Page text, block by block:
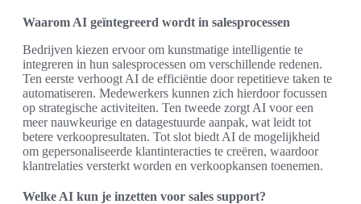
Waarom AI geïntegreerd wordt in salesprocessen
Bedrijven kiezen ervoor om kunstmatige intelligentie te
integreren in hun salesprocessen om verschillende redenen.
Ten eerste verhoogt AI de efficiëntie door repetitieve taken te
automatiseren. Medewerkers kunnen zich hierdoor focussen
op strategische activiteiten. Ten tweede zorgt AI voor een
meer nauwkeurige en datagestuurde aanpak, wat leidt tot
betere verkoopresultaten. Tot slot biedt AI de mogelijkheid
om gepersonaliseerde klantinteracties te creëren, waardoor
klantrelaties versterkt worden en verkoopkansen toenemen.
Welke AI kun je inzetten voor sales support?